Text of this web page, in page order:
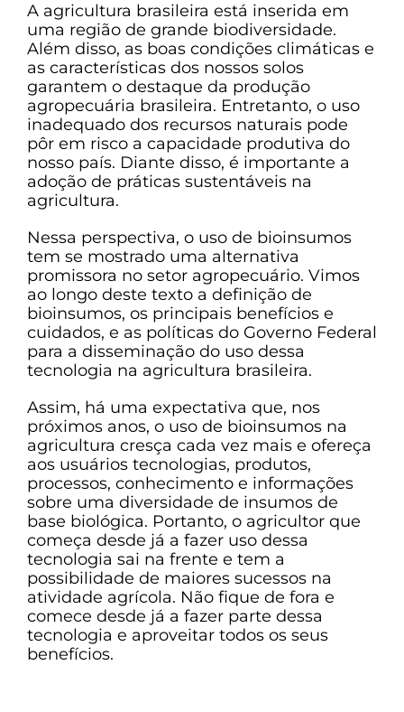
A agricultura brasileira está inserida em
uma região de grande biodiversidade.
Além disso, as boas condições climáticas e
as características dos nossos solos
garantem o destaque da produção
agropecuária brasileira. Entretanto, o uso
inadequado dos recursos naturais pode
pôr em risco a capacidade produtiva do
nosso país. Diante disso, é importante a
adoção de práticas sustentáveis na
agricultura.
Nessa perspectiva, o uso de bioinsumos
tem se mostrado uma alternativa
promissora no setor agropecuário. Vimos
ao longo deste texto a definição de
bioinsumos, os principais benefícios e
cuidados, e as políticas do Governo Federal
para a disseminação do uso dessa
tecnologia na agricultura brasileira.
Assim, há uma expectativa que, nos
próximos anos, o uso de bioinsumos na
agricultura cresça cada vez mais e ofereça
aos usuários tecnologias, produtos,
processos, conhecimento e informações
sobre uma diversidade de insumos de
base biológica. Portanto, o agricultor que
começa desde já a fazer uso dessa
tecnologia sai na frente e tem a
possibilidade de maiores sucessos na
atividade agrícola. Não fique de fora e
comece desde já a fazer parte dessa
tecnologia e aproveitar todos os seus
benefícios.